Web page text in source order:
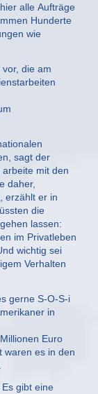
alle Aufträge
Hunderte
wie
die am
sagt der
mit den
daher,
erzählt er in
die
lassen:
im Privatleben
wichtig sei
Verhalten
gerne S-O-S-i
in
Euro
waren es in den
gibt eine